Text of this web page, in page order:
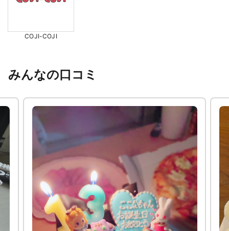
COJI-COJI
みんなの口コミ